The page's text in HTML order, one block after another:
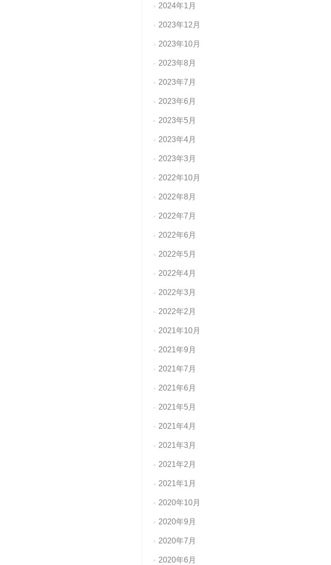
2024年1月
2023年12月
2023年10月
2023年8月
2023年7月
2023年6月
2023年5月
2023年4月
2023年3月
2022年10月
2022年8月
2022年7月
2022年6月
2022年5月
2022年4月
2022年3月
2022年2月
2021年10月
2021年9月
2021年7月
2021年6月
2021年5月
2021年4月
2021年3月
2021年2月
2021年1月
2020年10月
2020年9月
2020年7月
2020年6月